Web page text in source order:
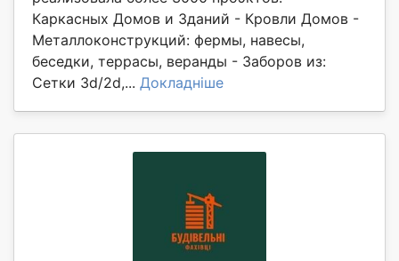
Каркасных Домов и Зданий - Кровли Домов -
Металлоконструкций: фермы, навесы,
беседки, террасы, веранды - Заборов из:
Сетки 3d/2d,... Докладніше